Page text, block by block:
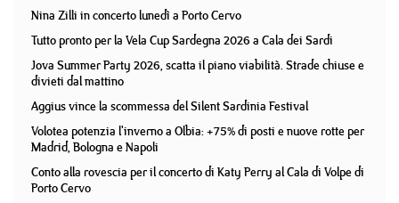
Nina Zilli in concerto lunedì a Porto Cervo
Tutto pronto per la Vela Cup Sardegna 2026 a Cala dei Sardi
Jova Summer Party 2026, scatta il piano viabilità. Strade chiuse e
divieti dal mattino
Aggius vince la scommessa del Silent Sardinia Festival
Volotea potenzia l'inverno a Olbia: +75% di posti e nuove rotte per
Madrid, Bologna e Napoli
Conto alla rovescia per il concerto di Katy Perry al Cala di Volpe di
Porto Cervo